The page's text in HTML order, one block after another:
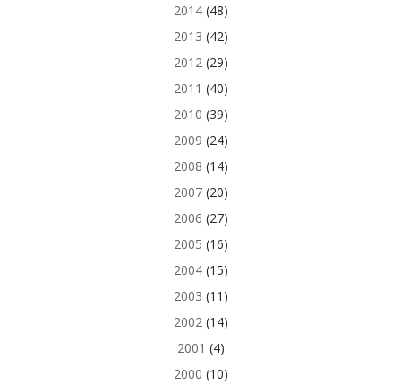
2014(48)
2013 (42)
2012(29)
2011 (40)
2010 (39)
2009 (24)
2008 (14)
2007(20)
2006 (27)
2005 (16)
2004(15)
2003 (11)
2002(14)
2001 (4)
2000 (10)